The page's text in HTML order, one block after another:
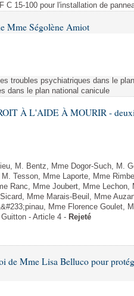
C 15-100 pour l'installation de
Mme Ségolène Amiot
troubles psychiatriques dans le
dans le plan national canicule
À L'AIDE À MOURIR -
M. Bentz, Mme Dogor-Such, M.
Tesson, Mme Laporte, Mme
Ranc, Mme Joubert, Mme
Mme Marais-Beuil, Mme
Mme Florence Goulet,
- Article 4 - Rejeté
de Mme Lisa Belluco pour